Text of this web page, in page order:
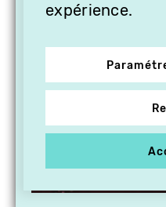
expérience.